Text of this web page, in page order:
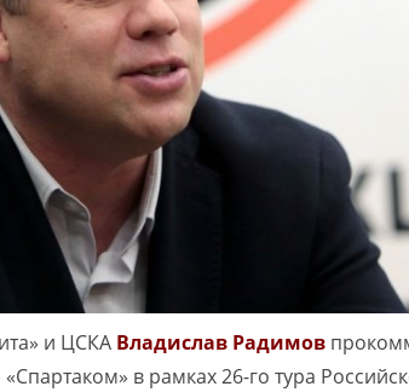
и ЦСКА Владислав Радимов
в рамках 26-го тура